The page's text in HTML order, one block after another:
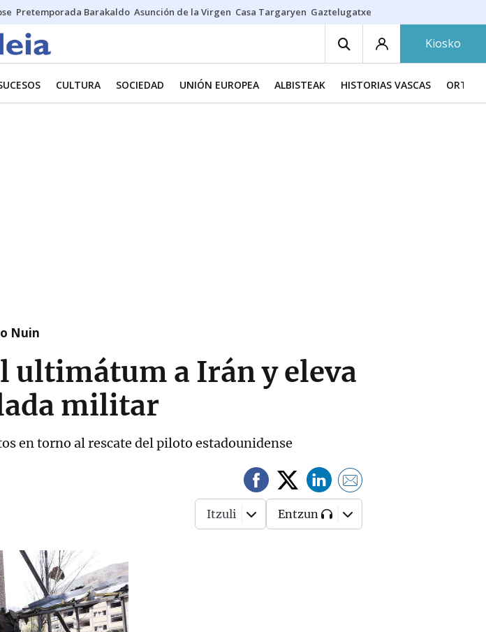
Pretemporada Barakaldo Asunción de la Virgen Casa Targaryen Gaztelugatxe
Kiosko
CULTURA SOCIEDAD UNIÓN EUROPEA ALBISTEAK HISTORIAS VASCAS
Nuin
ultimátum a Irán y eleva
militar
en torno al rescate del piloto estadounidense
Itzuli Entzun